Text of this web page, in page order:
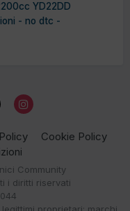
YD22DD
- no dtc -
Cookie Policy
Community
i diritti riservati